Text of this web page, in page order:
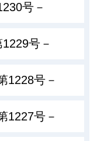
号－
号－
1228号－
1227号－